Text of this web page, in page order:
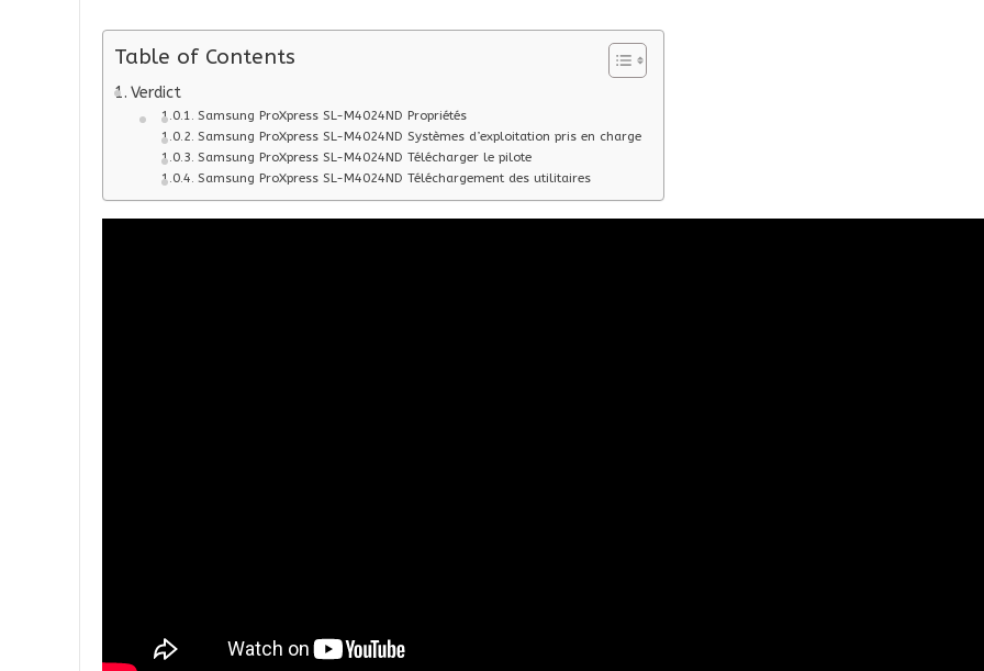
Table of Contents
Verdict
Samsung ProXpress SL-M4024ND Propriétés
Samsung ProXpress SL-M4024ND Systèmes d’exploitation pris en charge
Samsung ProXpress SL-M4024ND Télécharger le pilote
Samsung ProXpress SL-M4024ND Téléchargement des utilitaires